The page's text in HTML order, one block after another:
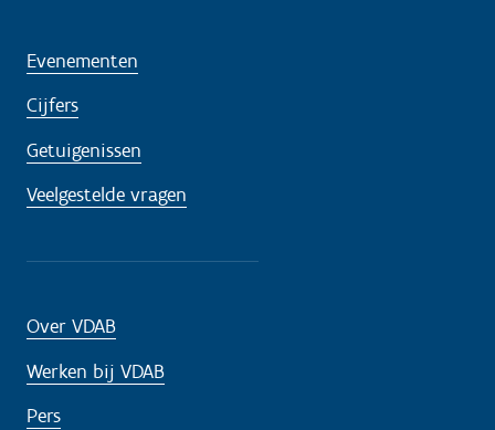
Evenementen
Cijfers
Getuigenissen
Veelgestelde vragen
Over VDAB
Werken bij VDAB
Pers